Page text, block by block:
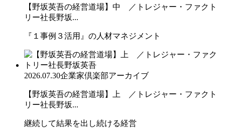
【野坂英吾の経営道場】中 ／トレジャー・ファクト
リー社長野坂...
『１事例３活用』の人材マネジメント
2026.07.30企業家倶楽部アーカイブ
【野坂英吾の経営道場】上 ／トレジャー・ファクト
リー社長野坂...
継続して結果を出し続ける経営